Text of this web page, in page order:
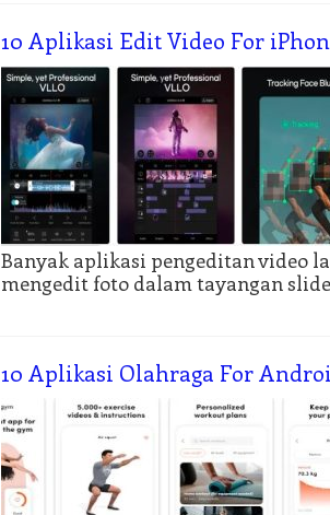
10 Aplikasi Edit Video For
Banyak aplikasi pengeditan video
mengedit foto dalam tayangan
10 Aplikasi Olahraga For